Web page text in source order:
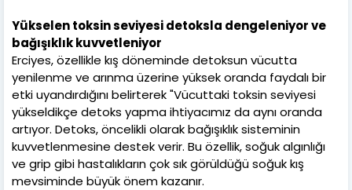
Yükselen toksin seviyesi detoksla dengeleniyor ve
bağışıklık kuvvetleniyor
Erciyes, özellikle kış döneminde detoksun vücutta
yenilenme ve arınma üzerine yüksek oranda faydalı bir
etki uyandırdığını belirterek "Vücuttaki toksin seviyesi
yükseldikçe detoks yapma ihtiyacımız da aynı oranda
artıyor. Detoks, öncelikli olarak bağışıklık sisteminin
kuvvetlenmesine destek verir. Bu özellik, soğuk algınlığı
ve grip gibi hastalıkların çok sık görüldüğü soğuk kış
mevsiminde büyük önem kazanır.